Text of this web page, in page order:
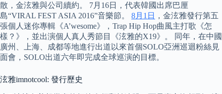
散，金泫雅與公司續約。 7月16日，代表韓國出席巴厘
島“VIRAL FEST ASIA 2016”音樂節。 8月1日
，金泫雅發行第五
張個人迷你專輯《A’wesome》，Trap Hip Hop曲風主打歌《怎
樣？》，並出演個人真人秀節目《泫雅的X19》。 同年，在中國
廣州、上海、成都等地進行出道以來首個SOLO亞洲巡迴粉絲見
面會，SOLO出道六年即完成全球巡演的目標。
泫雅imnotcool: 發行歷史